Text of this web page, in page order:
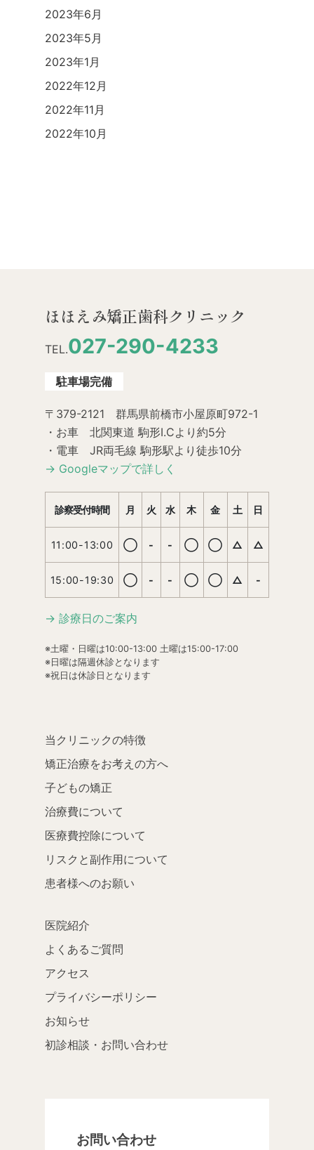
2023年6月
2023年5月
2023年1月
2022年12月
2022年11月
2022年10月
ほほえみ矯正歯科クリニック
TEL.027-290-4233
駐車場完備
〒379-2121 群馬県前橋市小屋原町972-1
・お車 北関東道 駒形I.Cより約5分
・電車 JR両毛線 駒形駅より徒歩10分
→ Googleマップで詳しく
診察受付時間 月 火 水 木 金 土 日
11:00-13:00 ◯ - - ◯ ◯ △ △
15:00-19:30 ◯ - - ◯ ◯ △ -
→ 診療日のご案内
※土曜・日曜は10:00-13:00 土曜は15:00-17:00
※日曜は隔週休診となります
※祝日は休診日となります
当クリニックの特徴
矯正治療をお考えの方へ
子どもの矯正
治療費について
医療費控除について
リスクと副作用について
患者様へのお願い
医院紹介
よくあるご質問
アクセス
プライバシーポリシー
お知らせ
初診相談・お問い合わせ
お問い合わせ